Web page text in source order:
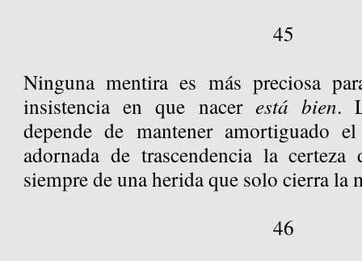
45
Ninguna mentira es más preciosa
insistencia en que nacer está bien.
depende de mantener amortiguado
adornada de trascendencia la
siempre de una herida que solo cierra la
46